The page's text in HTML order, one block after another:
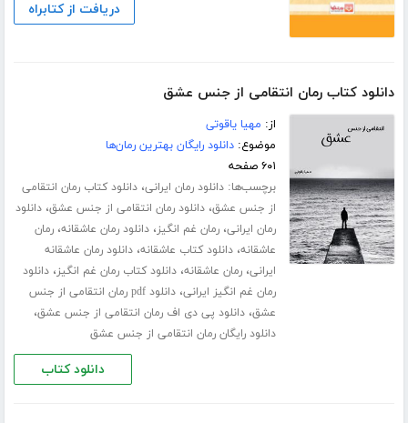
دریافت از کتابراه
دانلود کتاب رمان انتقامی از جنس عشق
از: مهیا یاقوتی
موضوع:دانلود رایگان بهترین رمان‌ها
۶۰۱ صفحه
برچسب‌ها:دانلود رمان ایرانی،دانلود کتاب رمان انتقامی
از جنس عشق،دانلود رمان انتقامی از جنس عشق،دانلود
رمان ایرانی،رمان غم انگیز،دانلود رمان عاشقانه،رمان
عاشقانه،دانلود کتاب عاشقانه،دانلود رمان عاشقانه
ایرانی،رمان عاشقانه،دانلود کتاب رمان غم انگیز،دانلود
رمان غم انگیز ایرانی،
دانلود pdf رمان انتقامی از جنس
عشق،دانلود پی دی اف رمان انتقامی از جنس عشق،
دانلود رایگان رمان انتقامی از جنس عشق
دانلود کتاب